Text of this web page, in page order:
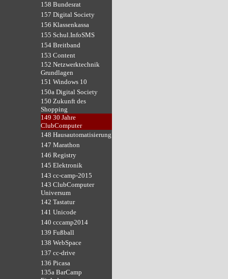
158 Bundesrat
157 Digital Society
156 Klassenkassa
155 Schul.InfoSMS
154 Breitband
153 Content
152 Netzwerktechnik
Grundlagen
151 Windows 10
150a Digital Society
150 Zukunft des
Shopping
149 30 Jahre
ClubComputer
148 Hausautomatisierung
147 Marathon
146 Registry
145 Elektronik
143 cc-camp-2015
143 ClubComputer
Universum
142 Tastatur
141 Unicode
140 cccamp2014
139 Fußball
138 WebSpace
137 cc-drive
136 Picasa
135a BarCamp